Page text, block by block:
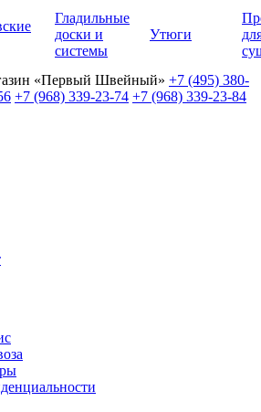
Гладильные
доски и
системы
Утюги
«Первый Швейный» +7 (495) 380-
+7 (968) 339-23-74 +7 (968) 339-23-84